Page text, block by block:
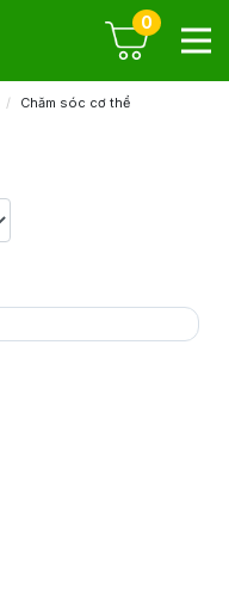
0
Chăm sóc cơ thể